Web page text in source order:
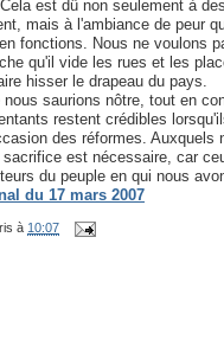
est dû non seulement à
mais à l'ambiance de peur
fonctions. Nous ne voulons
qu'il vide les rues et les
hisser le drapeau du pays.
saurions nôtre, tout en
restent crédibles
des réformes. Auxquels
sacrifice est nécessaire, car
du peuple en qui nous
du 17 mars 2007
à 10:07